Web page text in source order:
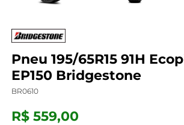
Pneu 195/65R15 91H
EP150 Bridgestone
BR0610
R$ 559,00